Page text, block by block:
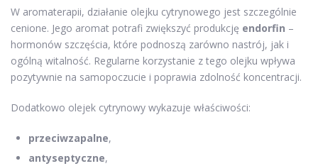
W aromaterapii, działanie olejku cytrynowego jest szczególnie
cenione. Jego aromat potrafi zwiększyć produkcję endorfin –
hormonów szczęścia, które podnoszą zarówno nastrój, jak i
ogólną witalność. Regularne korzystanie z tego olejku wpływa
pozytywnie na samopoczucie i poprawia zdolność koncentracji.
Dodatkowo olejek cytrynowy wykazuje właściwości:
przeciwzapalne,
antyseptyczne,